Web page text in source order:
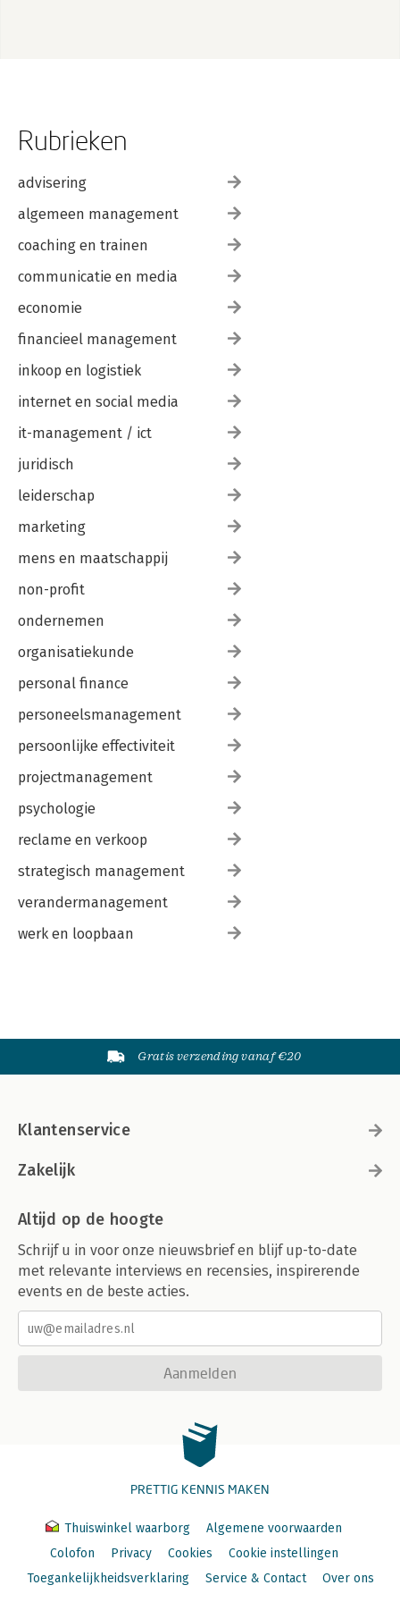
Rubrieken
advisering
algemeen management
coaching en trainen
communicatie en media
economie
financieel management
inkoop en logistiek
internet en social media
it-management / ict
juridisch
leiderschap
marketing
mens en maatschappij
non-profit
ondernemen
organisatiekunde
personal finance
personeelsmanagement
persoonlijke effectiviteit
projectmanagement
psychologie
reclame en verkoop
strategisch management
verandermanagement
werk en loopbaan
Gratis verzending vanaf €20
Klantenservice
Zakelijk
Altijd op de hoogte
Schrijf u in voor onze nieuwsbrief en blijf up-to-date
met relevante interviews en recensies, inspirerende
events en de beste acties.
Aanmelden
PRETTIG KENNIS MAKEN
Thuiswinkel waarborg
Algemene voorwaarden
Colofon
Privacy Cookies
Cookie instellingen
Toegankelijkheidsverklaring
Service & Contact Over ons